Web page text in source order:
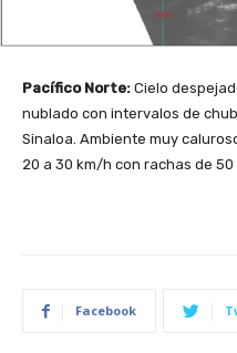
Pacífico Norte: Cielo
nublado con intervalos de
Sinaloa. Ambiente muy
20 a 30 km/h con rachas de
Facebook